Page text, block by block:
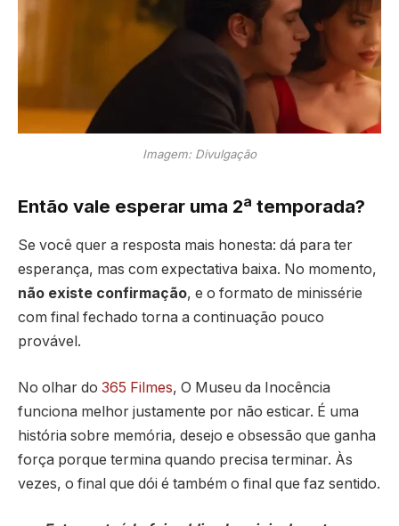
Imagem: Divulgação
Então vale esperar uma 2ª temporada?
Se você quer a resposta mais honesta: dá para ter
esperança, mas com expectativa baixa. No momento,
não existe confirmação, e o formato de minissérie
com final fechado torna a continuação pouco
provável.
No olhar do 365 Filmes, O Museu da Inocência
funciona melhor justamente por não esticar. É uma
história sobre memória, desejo e obsessão que ganha
força porque termina quando precisa terminar. Às
vezes, o final que dói é também o final que faz sentido.